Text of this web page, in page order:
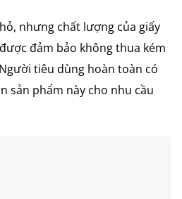
nhưng chất lượng của giấy
đảm bảo không thua kém
tiêu dùng hoàn toàn có
sản phẩm này cho nhu cầu